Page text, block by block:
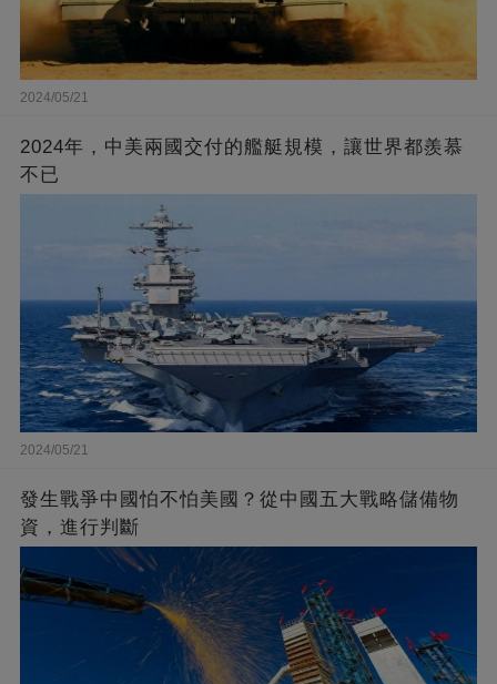
2024/05/21
2024年，中美兩國交付的艦艇規模，讓世界都羨慕
不已
2024/05/21
發生戰爭中國怕不怕美國？從中國五大戰略儲備物
資，進行判斷